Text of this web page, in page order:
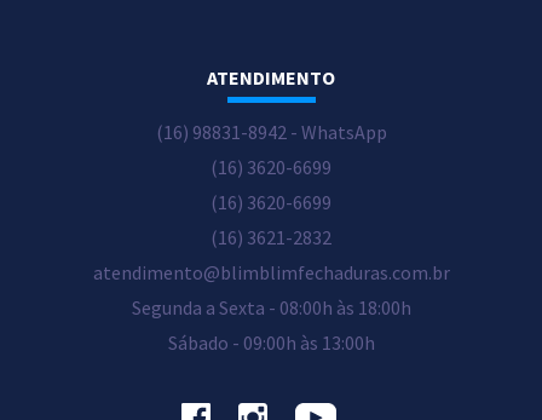
ATENDIMENTO
(16) 98831-8942 - WhatsApp
(16) 3620-6699
(16) 3620-6699
(16) 3621-2832
atendimento@blimblimfechaduras.com.br
Segunda a Sexta - 08:00h às 18:00h
Sábado - 09:00h às 13:00h